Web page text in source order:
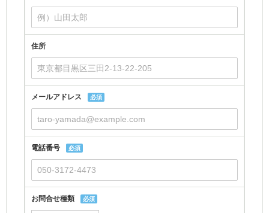
住所
メールアドレス 必須
電話番号 必須
お問合せ種類 必須